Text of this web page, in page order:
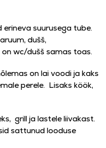
suurusega tube.
dušš,
wc/dušš samas toas.
on lai voodi ja kaks
perele. Lisaks köök,
grill jalastele liivakast.
sattunud looduse